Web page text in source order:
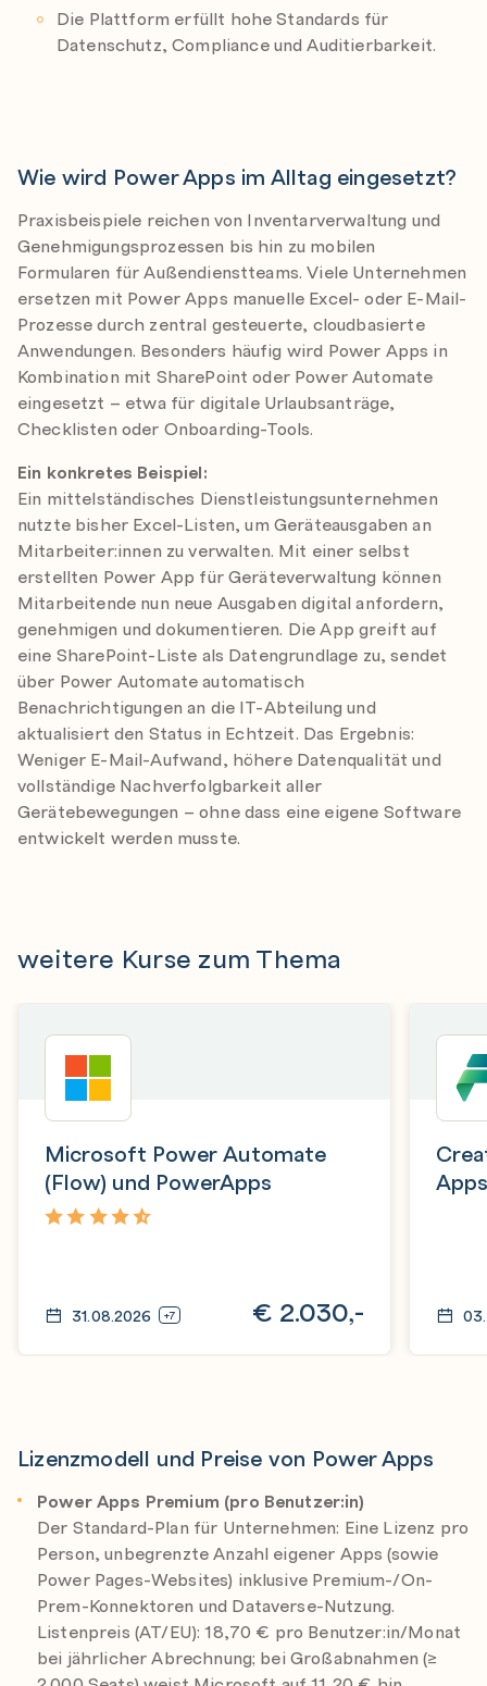
Die Plattform erfüllt hohe Standards für
Datenschutz, Compliance und Auditierbarkeit.
Wie wird Power Apps im Alltag eingesetzt?
Praxisbeispiele reichen von Inventarverwaltung und
Genehmigungsprozessen bis hin zu mobilen
Formularen für Außendienstteams. Viele Unternehmen
ersetzen mit Power Apps manuelle Excel- oder E-Mail-
Prozesse durch zentral gesteuerte, cloudbasierte
Anwendungen. Besonders häufig wird Power Apps in
Kombination mit SharePoint oder Power Automate
eingesetzt – etwa für digitale Urlaubsanträge,
Checklisten oder Onboarding-Tools.
Ein konkretes Beispiel:
Ein mittelständisches Dienstleistungsunternehmen
nutzte bisher Excel-Listen, um Geräteausgaben an
Mitarbeiter:innen zu verwalten. Mit einer selbst
erstellten Power App für Geräteverwaltung können
Mitarbeitende nun neue Ausgaben digital anfordern,
genehmigen und dokumentieren. Die App greift auf
eine SharePoint-Liste als Datengrundlage zu, sendet
über Power Automate automatisch
Benachrichtigungen an die IT-Abteilung und
aktualisiert den Status in Echtzeit. Das Ergebnis:
Weniger E-Mail-Aufwand, höhere Datenqualität und
vollständige Nachverfolgbarkeit aller
Gerätebewegungen – ohne dass eine eigene Software
entwickelt werden musste.
weitere Kurse zum Thema
Microsoft Power Automate
(Flow) und PowerApps
31.08.2026 +7 € 2.030,-
Lizenzmodell und Preise von Power Apps
Power Apps Premium (pro Benutzer:in)
Der Standard-Plan für Unternehmen: Eine Lizenz pro
Person, unbegrenzte Anzahl eigener Apps (sowie
Power Pages-Websites) inklusive Premium-/On-
Prem-Konnektoren und Dataverse-Nutzung.
Listenpreis (AT/EU): 18,70 € pro Benutzer:in/Monat
bei jährlicher Abrechnung; bei Großabnahmen (≥